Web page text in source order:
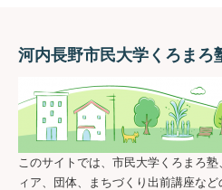
河内長野市民大学くろまろ
このサイトでは、市民大学くろまろ
ィア、団体、まちづくり出前講座な